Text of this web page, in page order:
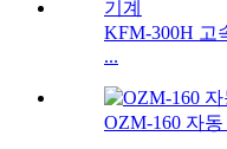
KFM-300H 고
...
OZM-160 자